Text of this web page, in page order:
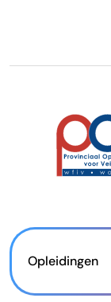
Opleidingen